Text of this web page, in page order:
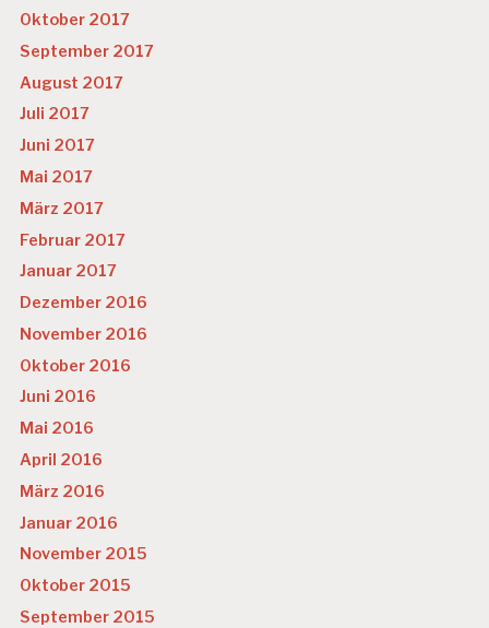
Oktober 2017
September 2017
August 2017
Juli 2017
Juni 2017
Mai 2017
März 2017
Februar 2017
Januar 2017
Dezember 2016
November 2016
Oktober 2016
Juni 2016
Mai 2016
April 2016
März 2016
Januar 2016
November 2015
Oktober 2015
September 2015